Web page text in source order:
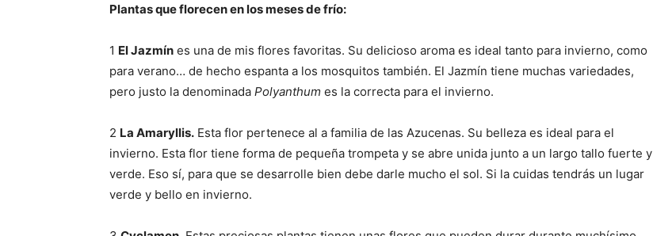
Plantas que florecen en los meses de frío:
1 El Jazmín es una de mis flores favoritas. Su delicioso aroma es ideal tanto para invierno, como
para verano… de hecho espanta a los mosquitos también. El Jazmín tiene muchas variedades,
pero justo la denominada Polyanthum es la correcta para el invierno.
2 La Amaryllis. Esta flor pertenece al a familia de las Azucenas. Su belleza es ideal para el
invierno. Esta flor tiene forma de pequeña trompeta y se abre unida junto a un largo tallo fuerte y
verde. Eso sí, para que se desarrolle bien debe darle mucho el sol. Si la cuidas tendrás un lugar
verde y bello en invierno.